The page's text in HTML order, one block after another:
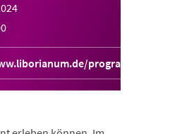
programm/p01pbra900